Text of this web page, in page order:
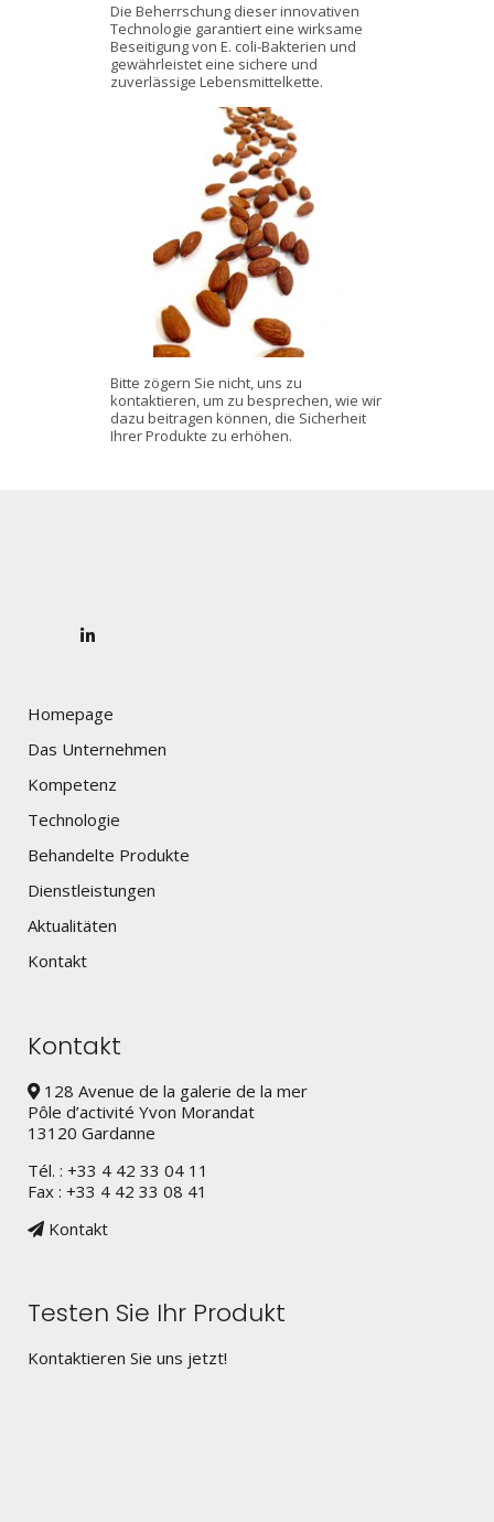
Die Beherrschung dieser innovativen
Technologie garantiert eine wirksame
Beseitigung von E. coli-Bakterien und
gewährleistet eine sichere und
zuverlässige Lebensmittelkette.
Bitte zögern Sie nicht, uns zu
kontaktieren, um zu besprechen, wie wir
dazu beitragen können, die Sicherheit
Ihrer Produkte zu erhöhen.
Homepage
Das Unternehmen
Kompetenz
Technologie
Behandelte Produkte
Dienstleistungen
Aktualitäten
Kontakt
Kontakt
128 Avenue de la galerie de la mer
Pôle d’activité Yvon Morandat
13120 Gardanne
Tél. : +33 4 42 33 04 11
Fax : +33 4 42 33 08 41
Kontakt
Testen Sie Ihr Produkt
Kontaktieren Sie uns jetzt!